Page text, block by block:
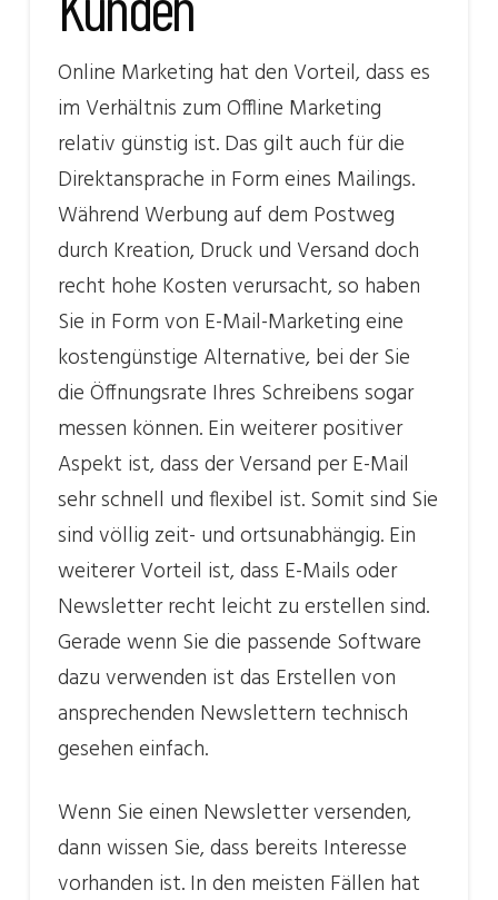
Online Marketing hat den Vorteil, dass es
im Verhältnis zum Offline Marketing
relativ günstig ist. Das gilt auch für die
Direktansprache in Form eines Mailings.
Während Werbung auf dem Postweg
durch Kreation, Druck und Versand doch
recht hohe Kosten verursacht, so haben
Sie in Form von E-Mail-Marketing eine
kostengünstige Alternative, bei der Sie
die Öffnungsrate Ihres Schreibens sogar
messen können. Ein weiterer positiver
Aspekt ist, dass der Versand per E-Mail
sehr schnell und flexibel ist. Somit sind Sie
sind völlig zeit- und ortsunabhängig. Ein
weiterer Vorteil ist, dass E-Mails oder
Newsletter recht leicht zu erstellen sind.
Gerade wenn Sie die passende Software
dazu verwenden ist das Erstellen von
ansprechenden Newslettern technisch
gesehen einfach.
Wenn Sie einen Newsletter versenden,
dann wissen Sie, dass bereits Interesse
vorhanden ist. In den meisten Fällen hat